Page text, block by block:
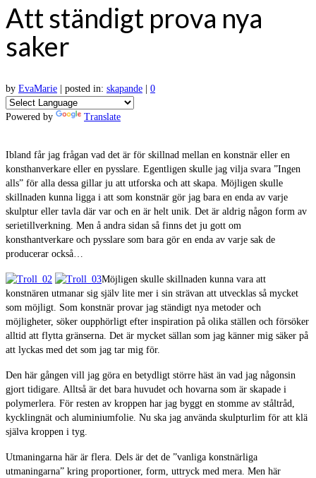
Att ständigt prova nya
saker
by EvaMarie posted in: skapande 0
Powered by Translate
Ibland får jag frågan vad det är för skillnad mellan en konstnär eller en
konsthanverkare eller en pysslare. Egentligen skulle jag vilja svara ”Ingen
alls” för alla dessa gillar ju att utforska och att skapa. Möjligen skulle
skillnaden kunna ligga i att som konstnär gör jag bara en enda av varje
skulptur eller tavla där var och en är helt unik. Det är aldrig någon form av
serietillverkning. Men å andra sidan så finns det ju gott om
konsthantverkare och pysslare som bara gör en enda av varje sak de
producerar också…
Möjligen skulle skillnaden kunna vara att
konstnären utmanar sig själv lite mer i sin strävan att utvecklas så mycket
som möjligt. Som konstnär provar jag ständigt nya metoder och
möjligheter, söker oupphörligt efter inspiration på olika ställen och försöker
alltid att flytta gränserna. Det är mycket sällan som jag känner mig säker på
att lyckas med det som jag tar mig för.
Den här gången vill jag göra en betydligt större häst än vad jag någonsin
gjort tidigare. Alltså är det bara huvudet och hovarna som är skapade i
polymerlera. För resten av kroppen har jag byggt en stomme av ståltråd,
kycklingnät och aluminiumfolie. Nu ska jag använda skulpturlim för att klä
själva kroppen i tyg.
Utmaningarna här är flera. Dels är det de ”vanliga konstnärliga
utmaningarna” kring proportioner, form, uttryck med mera. Men här